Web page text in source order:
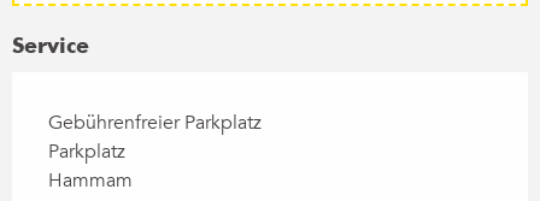
Service
Gebührenfreier Parkplatz
Parkplatz
Hammam